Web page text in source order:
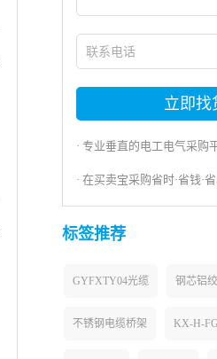
立即找
· 专业垂直的电工电气采购
· 在买卖宝采购省时·省钱·
标签推荐
GYFXTY04光缆 钢芯铝
不锈钢电缆桥架 KX-H-FG